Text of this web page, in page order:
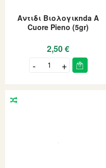
Αντιδι Βιολογικnda A
Cuore Pieno (5gr)
2,50 €